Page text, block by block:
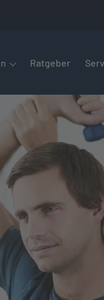
Untermenüs
Ratgeber